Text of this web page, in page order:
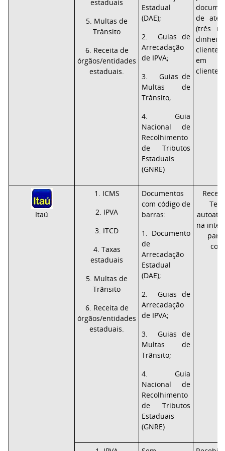
estaduais
5. Multas de
Trânsito
6. Receita de
órgãos/entidades
estaduais.
Estadual
(DAE);
2. Guias de
Arrecadação
de IPVA;
3. Guias de
Multas de
Trânsito;
4. Guia
Nacional de
Recolhimento
de Tributos
Estaduais
(GNRE)
de até
(três
clientes
em
clientes
Itaú
1. ICMS
2. IPVA
3. ITCD
4. Taxas
estaduais
5. Multas de
Trânsito
6. Receita de
órgãos/entidades
estaduais.
Documentos
com código de
barras:
1. Documento
de
Arrecadação
Estadual
(DAE);
2. Guias de
Arrecadação
de IPVA;
3. Guias de
Multas de
Trânsito;
4. Guia
Nacional de
Recolhimento
de Tributos
Estaduais
(GNRE)
na
para